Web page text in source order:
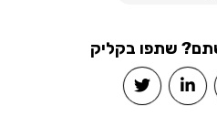
שתפו בקליק